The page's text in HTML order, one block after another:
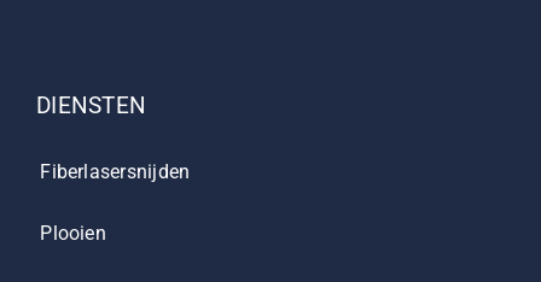
DIENSTEN
Fiberlasersnijden
Plooien